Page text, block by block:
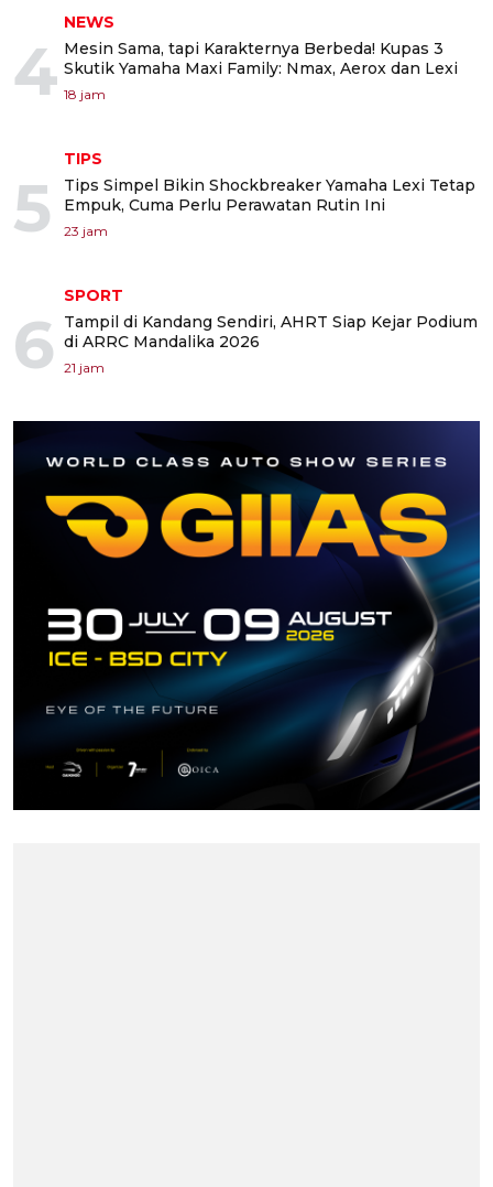
4
NEWS
Mesin Sama, tapi Karakternya Berbeda! Kupas 3
Skutik Yamaha Maxi Family: Nmax, Aerox dan Lexi
18 jam
5
TIPS
Tips Simpel Bikin Shockbreaker Yamaha Lexi Tetap
Empuk, Cuma Perlu Perawatan Rutin Ini
23 jam
6
SPORT
Tampil di Kandang Sendiri, AHRT Siap Kejar Podium
di ARRC Mandalika 2026
21 jam